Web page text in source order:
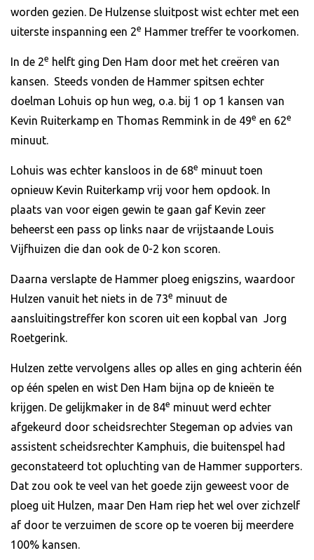
worden gezien. De Hulzense sluitpost wist echter met een
uiterste inspanning een 2e Hammer treffer te voorkomen.
In de 2e helft ging Den Ham door met het creëren van
kansen. Steeds vonden de Hammer spitsen echter
doelman Lohuis op hun weg, o.a. bij 1 op 1 kansen van
Kevin Ruiterkamp en Thomas Remmink in de 49e en 62e
minuut.
Lohuis was echter kansloos in de 68e minuut toen
opnieuw Kevin Ruiterkamp vrij voor hem opdook. In
plaats van voor eigen gewin te gaan gaf Kevin zeer
beheerst een pass op links naar de vrijstaande Louis
Vijfhuizen die dan ook de 0-2 kon scoren.
Daarna verslapte de Hammer ploeg enigszins, waardoor
Hulzen vanuit het niets in de 73e minuut de
aansluitingstreffer kon scoren uit een kopbal van Jorg
Roetgerink.
Hulzen zette vervolgens alles op alles en ging achterin één
op één spelen en wist Den Ham bijna op de knieën te
krijgen. De gelijkmaker in de 84e minuut werd echter
afgekeurd door scheidsrechter Stegeman op advies van
assistent scheidsrechter Kamphuis, die buitenspel had
geconstateerd tot opluchting van de Hammer supporters.
Dat zou ook te veel van het goede zijn geweest voor de
ploeg uit Hulzen, maar Den Ham riep het wel over zichzelf
af door te verzuimen de score op te voeren bij meerdere
100% kansen.